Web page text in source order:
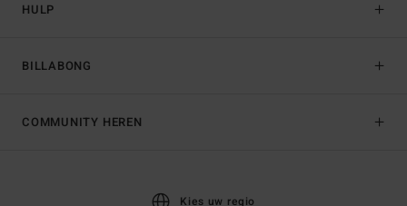
HULP
BILLABONG
COMMUNITY HEREN
Kies uw regio